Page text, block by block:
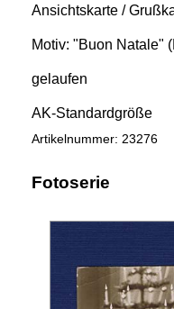
Ansichtskarte /
Motiv: "Buon Natale"
gelaufen
AK-Standardgröße
Artikelnummer: 23276
Fotoserie